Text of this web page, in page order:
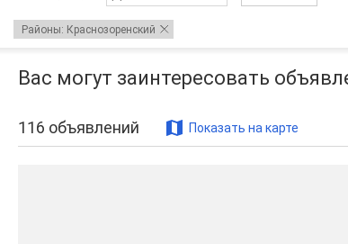
Районы: Краснозоренский
Вас могут заинтересовать
116 объявлений Показать на карте